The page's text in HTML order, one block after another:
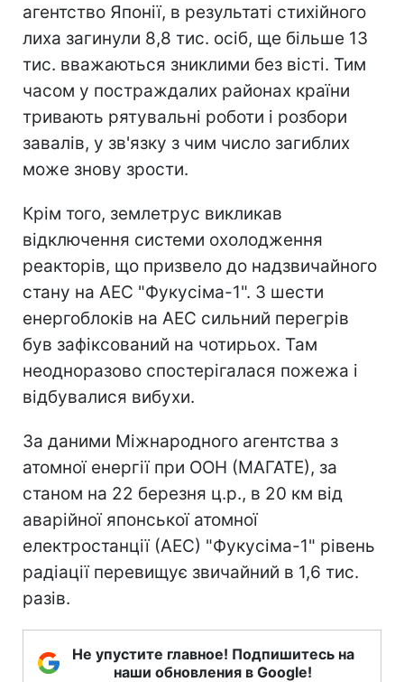
агентство Японії, в результаті стихійного
лиха загинули 8,8 тис. осіб, ще більше 13
тис. вважаються зниклими без вісті. Тим
часом у постраждалих районах країни
тривають рятувальні роботи і розбори
завалів, у зв'язку з чим число загиблих
може знову зрости.
Крім того, землетрус викликав
відключення системи охолодження
реакторів, що призвело до надзвичайного
стану на АЕС "Фукусіма-1". З шести
енергоблоків на АЕС сильний перегрів
був зафіксований на чотирьох. Там
неодноразово спостерігалася пожежа і
відбувалися вибухи.
За даними Міжнародного агентства з
атомної енергії при ООН (МАГАТЕ), за
станом на 22 березня ц.р., в 20 км від
аварійної японської атомної
електростанції (АЕС) "Фукусіма-1" рівень
радіації перевищує звичайний в 1,6 тис.
разів.
Не упустите главное! Подпишитесь на
наши обновления в Google!